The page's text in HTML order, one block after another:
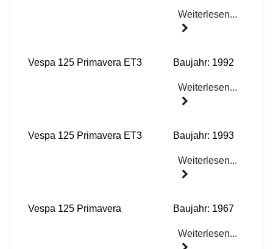
Weiterlesen...
Vespa 125 Primavera ET3 Baujahr: 1992
Weiterlesen...
Vespa 125 Primavera ET3 Baujahr: 1993
Weiterlesen...
Vespa 125 Primavera Baujahr: 1967
Weiterlesen...